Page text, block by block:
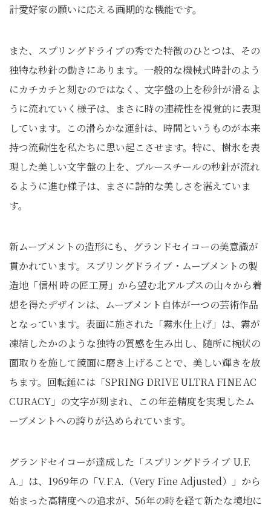
計愛好家の願いに応える画期的な機能です。
また、スプリングドライブの秀でた特徴のひとつは、その
独特な秒針の動きにあります。一般的な機械式時計のよう
にカチカチと刻むのではなく、文字盤の上を秒針が滑るよ
うに流れていく様子は、まさに時の連続性を視覚的に表現
しています。この滑らかな運針は、時間というものが本来
持つ流動性を私たちに思い起こさせます。特に、樹氷を表
現した美しい文字盤の上を、ブルースチールの秒針が流れ
るように進む様子は、まさに詩的な美しさを湛えていま
す。
新ムーブメントの造形にも、グランドセイコーの美意識が
貫かれています。スプリングドライブ・ムーブメントの製
造地「信州 時の匠工房」から望む北アルプスの山々から着
想を得たデザインは、ムーブメント自体が一つの芸術作品
となっています。表面に施された「霧氷仕上げ」は、霧が
凍結したかのような独特の質感を生み出し、随所に椀状の
面取りを施して鏡面に磨き上げることで、美しい輝きを放
ちます。回転錘には「SPRING DRIVE ULTRA FINE AC
CURACY」の文字が刻まれ、この年差精度を実現したム
ーブメントへの誇りが込められています。
グランドセイコーが達成した「スプリングドライブ U.F.
A.」は、1969年の「V.F.A.（Very Fine Adjusted）」から
始まった高精度への追求が、56年の時を経て新たな境地に